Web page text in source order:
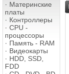
· Материнские
платы
· Контроллеры
· CPU -
процессоры
· Память - RAM
· Видеокарты
· HDD, SSD,
FDD